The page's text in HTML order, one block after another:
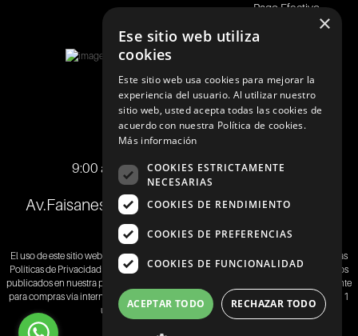
Pago Efectivo
Telf.:+51 989 174 974
info@johnholden.com.pe
9:00 am a 6:00 pm de lunes a viernes
Av.Faisanes 420 , Urb. La Campiña , Chorrillos
El uso de este sitio web implica la aceptación de los
y de las
Políticas de Privacidad de SAMITEX S.A. Las fotos son a modo ilustrativo.Los precios
publicados en nuestra página web
son válidos exclusivamente
para compras vía internet.Las promociones son válidas el día de hoy, stock mínimo 1
unidad, promociones no acumulables.
×
Ese sitio web utiliza
cookies
Este sitio web usa cookies para mejorar la
experiencia del usuario. Al utilizar nuestro
sitio web, usted acepta todas las cookies de
acuerdo con nuestra Política de cookies.
Más información
COOKIES ESTRICTAMENTE
NECESARIAS
COOKIES DE RENDIMIENTO
COOKIES DE PREFERENCIAS
COOKIES DE FUNCIONALIDAD
ACEPTAR TODO RECHAZAR TODO